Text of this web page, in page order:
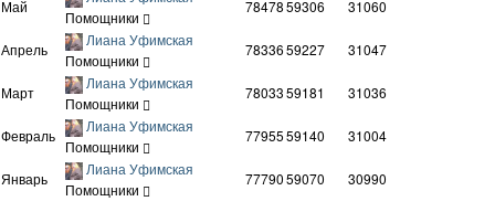
Май
Помощники
7847859306 31060
Апрель
Лиана Уфимская
Помощники
7833659227 31047
Март
Лиана Уфимская
Помощники
7803359181 31036
Февраль
Лиана Уфимская
Помощники
7795559140 31004
Январь
Лиана Уфимская
Помощники
7779059070 30990